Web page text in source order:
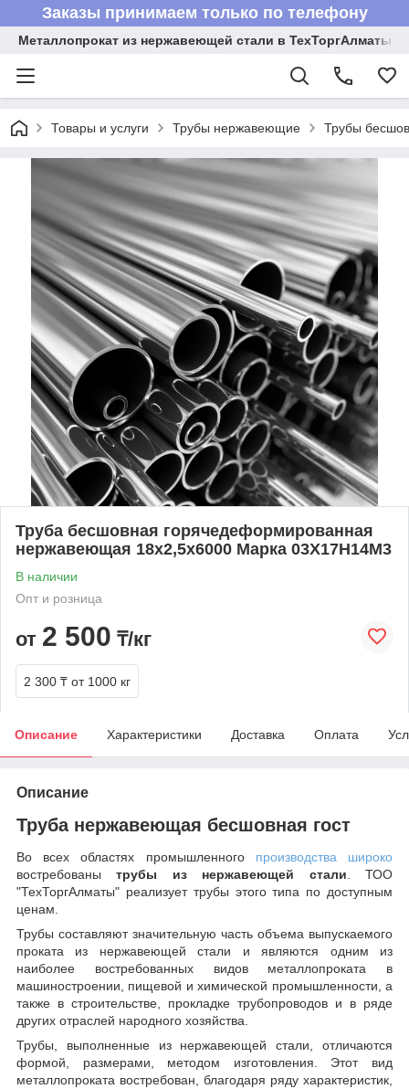
Заказы принимаем только по телефону
Металлопрокат из нержавеющей стали в ТехТоргАлматы
Товары и услуги Трубы нержавеющие Трубы
Труба бесшовная горячедеформированная
нержавеющая 18х2,5х6000 Марка 03Х17Н14М3
В наличии
Опт и розница
от 2 500 ₸/кг
2 300 ₸ от 1000 кг
Описание Характеристики Доставка Оплата
Описание
Труба нержавеющая бесшовная гост
Во всех областях промышленного производства широко
востребованытрубы из нержавеющей стали. ТОО
"ТехТоргАлматы" реализует трубы этого типа по доступным
ценам.
Трубы составляют значительную часть объема выпускаемого
проката из нержавеющей стали и являются одним из
наиболее востребованных видов металлопроката в
машиностроении, пищевой и химической промышленности, а
также в строительстве, прокладке трубопроводов и в ряде
других отраслей народного хозяйства.
Трубы, выполненные из нержавеющей стали, отличаются
формой, размерами, методом изготовления. Этот вид
металлопроката востребован, благодаря ряду характеристик,